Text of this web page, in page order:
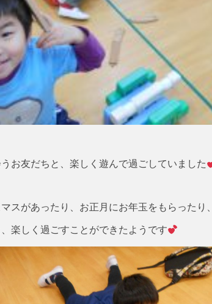
お友だちと、楽しく遊んで過ごしていました
スがあったり、お正月にお年玉をもらったり、
楽しく過ごすことができたようです